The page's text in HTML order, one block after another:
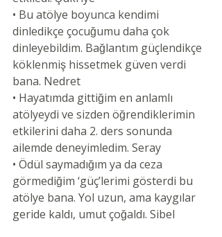
• Bu atölye boyunca kendimi
dinledikçe çocuğumu daha çok
dinleyebildim. Bağlantım güçlendikçe
köklenmiş hissetmek güven verdi
bana. ​Nedret
• Hayatımda gittiğim en anlamlı
atölyeydi ve sizden öğrendiklerimin
etkilerini daha 2. ders sonunda
ailemde deneyimledim. Seray
• Ödül saymadığım ya da ceza
görmediğim ‘güç’lerimi gösterdi bu
atölye bana. Yol uzun, ama kaygılar
geride kaldı, umut çoğaldı. Sibel